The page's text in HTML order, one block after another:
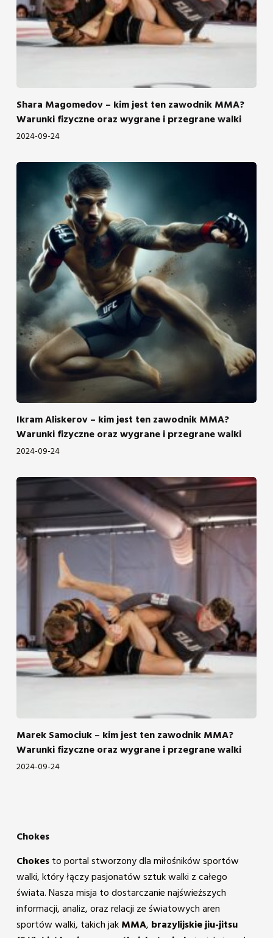
Shara Magomedov – kim jest ten zawodnik MMA?
Warunki fizyczne oraz wygrane i przegrane walki
2024-09-24
Ikram Aliskerov – kim jest ten zawodnik MMA?
Warunki fizyczne oraz wygrane i przegrane walki
2024-09-24
Marek Samociuk – kim jest ten zawodnik MMA?
Warunki fizyczne oraz wygrane i przegrane walki
2024-09-24
Chokes
Chokesto portal stworzony dla miłośników sportów
walki, który łączy pasjonatów sztuk walki z całego
świata. Nasza misja to dostarczanie najświeższych
informacji, analiz, oraz relacji ze światowych aren
sportów walki, takich jak MMA, brazylijskie jiu-jitsu